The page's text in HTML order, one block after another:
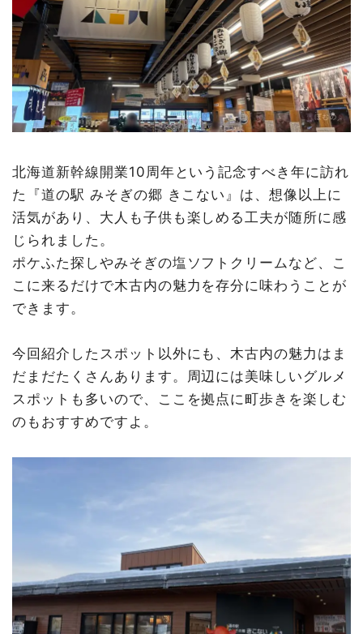
北海道新幹線開業10周年という記念すべき年に訪れ
た『道の駅 みそぎの郷 きこない』は、想像以上に
活気があり、大人も子供も楽しめる工夫が随所に感
じられました。
ポケふた探しやみそぎの塩ソフトクリームなど、こ
こに来るだけで木古内の魅力を存分に味わうことが
できます。
今回紹介したスポット以外にも、木古内の魅力はま
だまだたくさんあります。周辺には美味しいグルメ
スポットも多いので、ここを拠点に町歩きを楽しむ
のもおすすめですよ。